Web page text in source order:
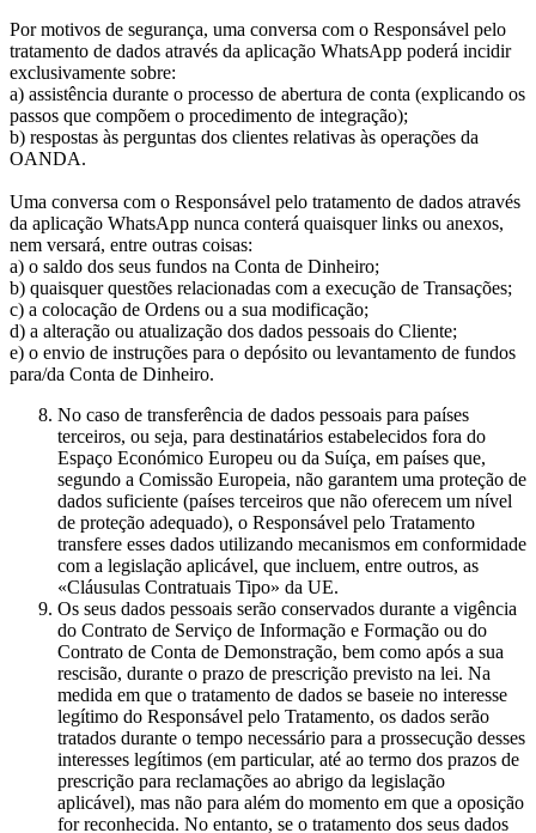
Por motivos de segurança, uma conversa com o Responsável pelo
tratamento de dados através da aplicação WhatsApp poderá incidir
exclusivamente sobre:
a) assistência durante o processo de abertura de conta (explicando os
passos que compõem o procedimento de integração);
b) respostas às perguntas dos clientes relativas às operações da
OANDA.
Uma conversa com o Responsável pelo tratamento de dados através
da aplicação WhatsApp nunca conterá quaisquer links ou anexos,
nem versará, entre outras coisas:
a) o saldo dos seus fundos na Conta de Dinheiro;
b) quaisquer questões relacionadas com a execução de Transações;
c) a colocação de Ordens ou a sua modificação;
d) a alteração ou atualização dos dados pessoais do Cliente;
e) o envio de instruções para o depósito ou levantamento de fundos
para/da Conta de Dinheiro.
No caso de transferência de dados pessoais para países
terceiros, ou seja, para destinatários estabelecidos fora do
Espaço Económico Europeu ou da Suíça, em países que,
segundo a Comissão Europeia, não garantem uma proteção de
dados suficiente (países terceiros que não oferecem um nível
de proteção adequado), o Responsável pelo Tratamento
transfere esses dados utilizando mecanismos em conformidade
com a legislação aplicável, que incluem, entre outros, as
«Cláusulas Contratuais Tipo» da UE.
Os seus dados pessoais serão conservados durante a vigência
do Contrato de Serviço de Informação e Formação ou do
Contrato de Conta de Demonstração, bem como após a sua
rescisão, durante o prazo de prescrição previsto na lei. Na
medida em que o tratamento de dados se baseie no interesse
legítimo do Responsável pelo Tratamento, os dados serão
tratados durante o tempo necessário para a prossecução desses
interesses legítimos (em particular, até ao termo dos prazos de
prescrição para reclamações ao abrigo da legislação
aplicável), mas não para além do momento em que a oposição
for reconhecida. No entanto, se o tratamento dos seus dados